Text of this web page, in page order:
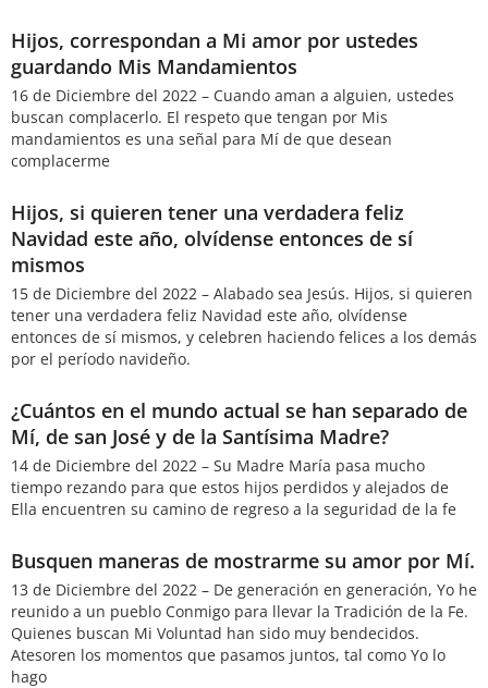
Hijos, correspondan a Mi amor por ustedes
guardando Mis Mandamientos
16 de Diciembre del 2022 – Cuando aman a alguien, ustedes
buscan complacerlo. El respeto que tengan por Mis
mandamientos es una señal para Mí de que desean
complacerme
Hijos, si quieren tener una verdadera feliz
Navidad este año, olvídense entonces de sí
mismos
15 de Diciembre del 2022 – Alabado sea Jesús. Hijos, si quieren
tener una verdadera feliz Navidad este año, olvídense
entonces de sí mismos, y celebren haciendo felices a los demás
por el período navideño.
¿Cuántos en el mundo actual se han separado de
Mí, de san José y de la Santísima Madre?
14 de Diciembre del 2022 – Su Madre María pasa mucho
tiempo rezando para que estos hijos perdidos y alejados de
Ella encuentren su camino de regreso a la seguridad de la fe
Busquen maneras de mostrarme su amor por Mí.
13 de Diciembre del 2022 – De generación en generación, Yo he
reunido a un pueblo Conmigo para llevar la Tradición de la Fe.
Quienes buscan Mi Voluntad han sido muy bendecidos.
Atesoren los momentos que pasamos juntos, tal como Yo lo
hago